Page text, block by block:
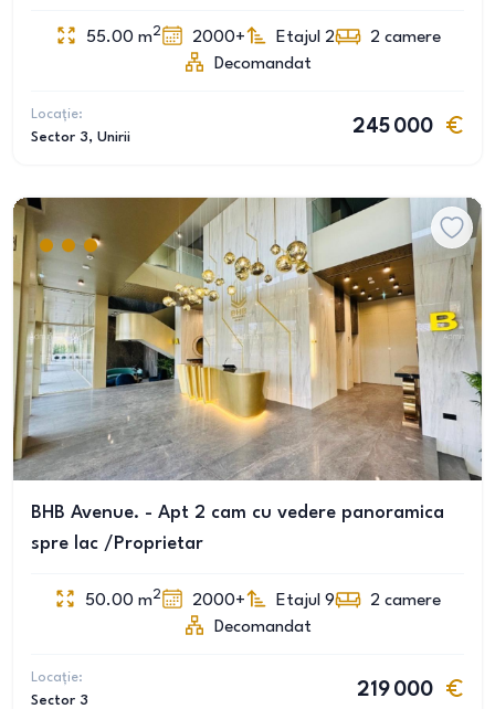
55.00 m2 2000+ Etajul 2 2 camere
Decomandat
Locație:
Sector 3, Unirii
245 000
BHB Avenue. - Apt 2 cam cu vedere panoramica
spre lac /Proprietar
50.00 m2 2000+ Etajul 9 2 camere
Decomandat
Locație:
Sector 3
219 000